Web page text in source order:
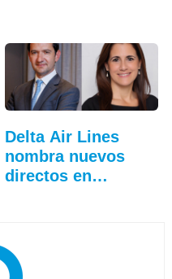
Delta Air Lines
nombra nuevos
directos en